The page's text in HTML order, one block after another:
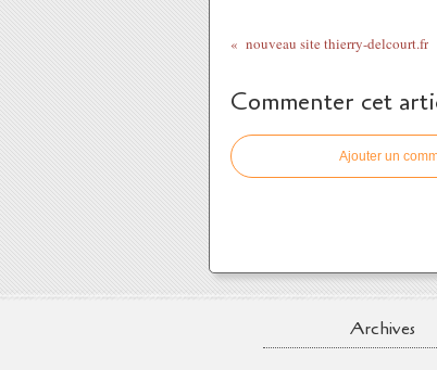
nouveau site thierry-delcourt.fr
Commenter cet
Ajouter un
Archives